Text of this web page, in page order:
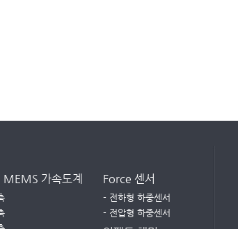
MEMS 가속도계 Force 센서
- 전하형 하중센서
- 전압형 하중센서